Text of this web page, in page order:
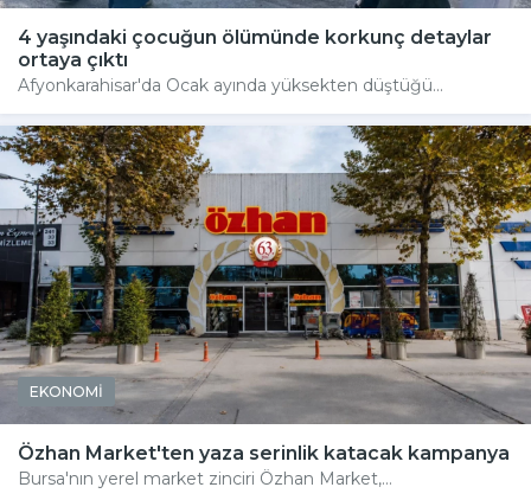
4 yaşındaki çocuğun ölümünde korkunç detaylar
ortaya çıktı
Afyonkarahisar'da Ocak ayında yüksekten düştüğü...
EKONOMİ
Özhan Market'ten yaza serinlik katacak kampanya
Bursa'nın yerel market zinciri Özhan Market,...